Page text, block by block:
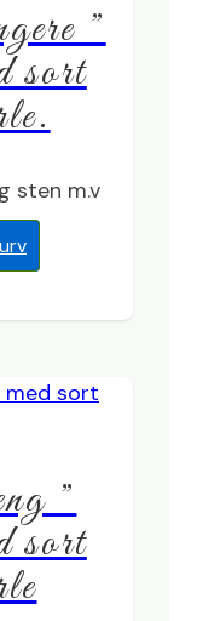
”
sort
sten m.v
”
sort